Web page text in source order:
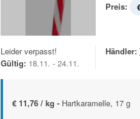
Preis:
Leider verpasst!
Gültig: 18.11. - 24.11.
Händler:
€ 11,76 / kg - Hartkaramelle, 17 g